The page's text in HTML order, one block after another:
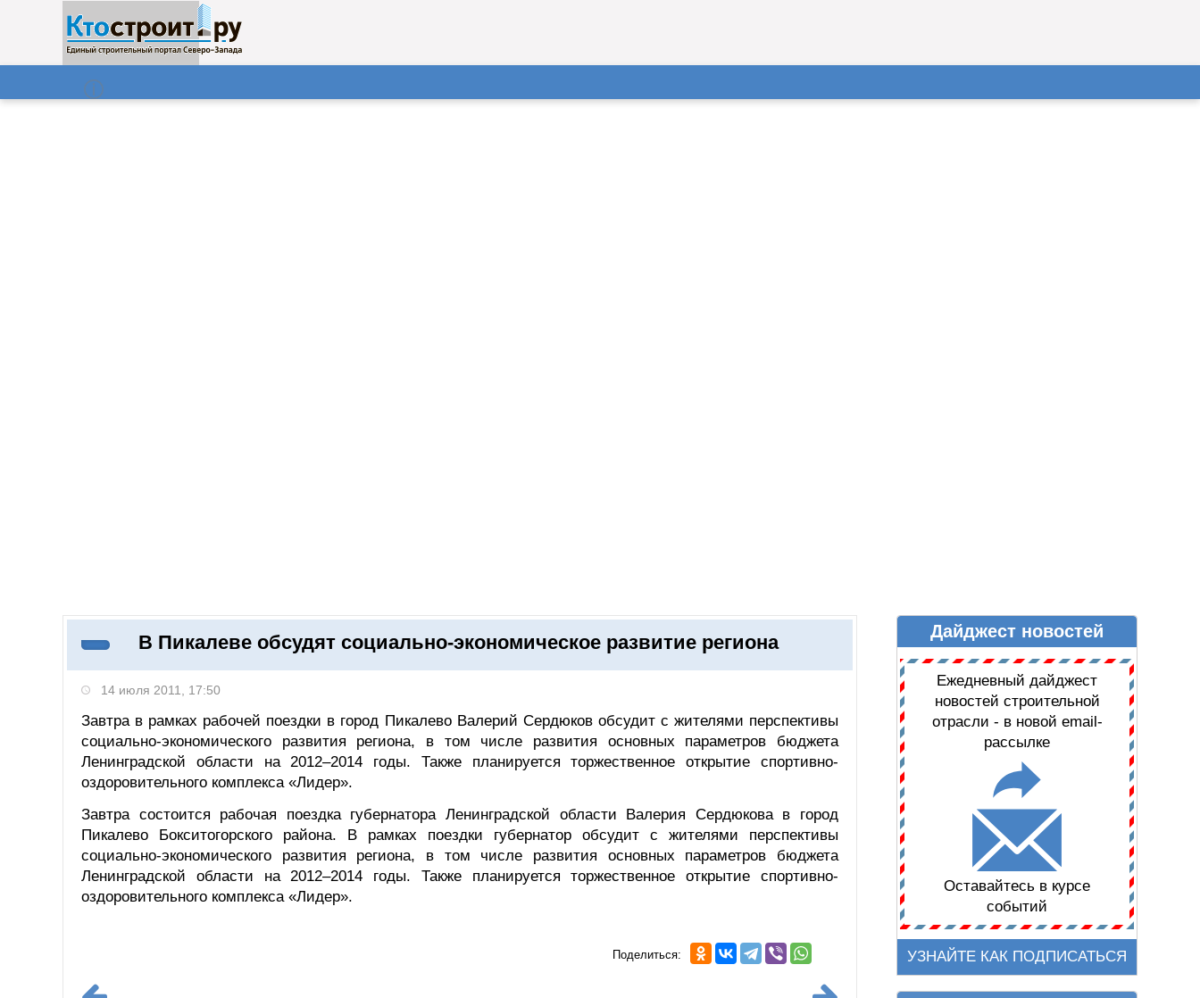
Поиск
ДАЙДЖЕСТ НОВОСТЕЙ
В Пикалеве обсудят социально-экономическое развитие региона
14 июля 2011, 17:50
Завтра в рамках рабочей поездки в город Пикалево Валерий Сердюков обсудит с жителями перспективы
социально-экономического развития региона, в том числе развития основных параметров бюджета
Ленинградской области на 2012–2014 годы. Также планируется торжественное открытие спортивно-
оздоровительного комплекса «Лидер».
Завтра состоится рабочая поездка губернатора Ленинградской области Валерия Сердюкова в город
Пикалево Бокситогорского района. В рамках поездки губернатор обсудит с жителями перспективы
социально-экономического развития региона, в том числе развития основных параметров бюджета
Ленинградской области на 2012–2014 годы. Также планируется торжественное открытие спортивно-
оздоровительного комплекса «Лидер».
Поделиться:
Дайджест новостей
Ежедневный дайджест
новостей строительной
отрасли - в новой email-
рассылке
Оставайтесь в курсе
событий
УЗНАЙТЕ КАК ПОДПИСАТЬСЯ